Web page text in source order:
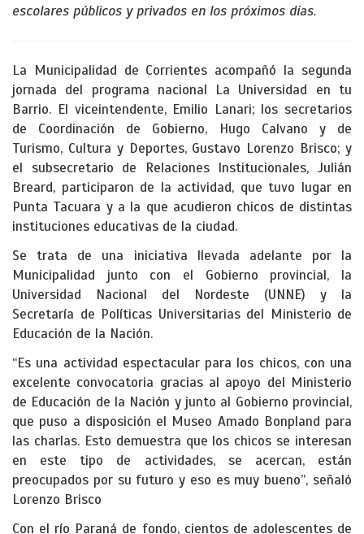
escolares públicos y privados en los próximos días.
La Municipalidad de Corrientes acompañó la segunda
jornada del programa nacional La Universidad en tu
Barrio. El viceintendente, Emilio Lanari; los secretarios
de Coordinación de Gobierno, Hugo Calvano y de
Turismo, Cultura y Deportes, Gustavo Lorenzo Brisco; y
el subsecretario de Relaciones Institucionales, Julián
Breard, participaron de la actividad, que tuvo lugar en
Punta Tacuara y a la que acudieron chicos de distintas
instituciones educativas de la ciudad.
Se trata de una iniciativa llevada adelante por la
Municipalidad junto con el Gobierno provincial, la
Universidad Nacional del Nordeste (UNNE) y la
Secretaría de Políticas Universitarias del Ministerio de
Educación de la Nación.
“Es una actividad espectacular para los chicos, con una
excelente convocatoria gracias al apoyo del Ministerio
de Educación de la Nación y junto al Gobierno provincial,
que puso a disposición el Museo Amado Bonpland para
las charlas. Esto demuestra que los chicos se interesan
en este tipo de actividades, se acercan, están
preocupados por su futuro y eso es muy bueno”, señaló
Lorenzo Brisco
Con el río Paraná de fondo, cientos de adolescentes de